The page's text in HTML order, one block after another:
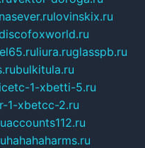
lovinskix.ru
liura.ruglasspb.ru
bulkitula.ru
1-xbetti-5.ru
1-xbetcc-2.ru
accounts112.ru
hahahaharms.ru